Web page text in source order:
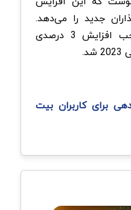
جدید را می‌دهد.
هجوم سرمایه‌گذاران موجب افزایش 3 درصدی
برای کاربران بیت